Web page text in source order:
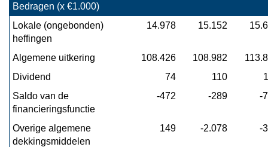
baten
lasten
toelichting
Algemene
dekkingsmiddelen,
onvoorzien,
Bedragen (x €1.000)
Lokale (ongebonden)
heffingen
14.978 15.152
Algemene uitkering 108.426 108.982
Dividend
74 110
Saldo van de
financieringsfunctie
-472 -289 -
Overige algemene
dekkingsmiddelen
149 -2.078 -